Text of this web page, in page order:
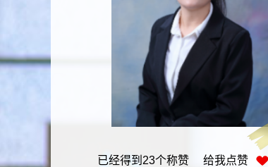
已经得到 23个称赞 给我点赞